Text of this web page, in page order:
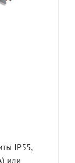
IP55,
или